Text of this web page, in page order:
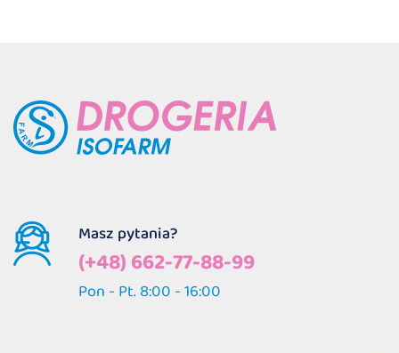
Masz pytania?
(+48) 662-77-88-99
Pon - Pt. 8:00 - 16:00